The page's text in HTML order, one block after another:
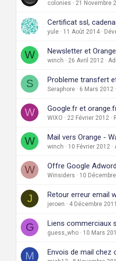
colonies 21 Novembre
Certificat ssl,
yule 11 Août 2014
W Newsletter et Orange
winch 26 Avril 2012
S Probleme transfert
Seraphore 6 Mars 2012
W Google.fr et
WIXO 22 Février 2012
W Mail vers Orange -
winch 10 Février 2012
W Offre Google
Winsiders 10
J Retour erreur email
jeroen 4 Décembre 2011
G Liens commerciaux
guess_who 10 Mars
M Envois de mail chez